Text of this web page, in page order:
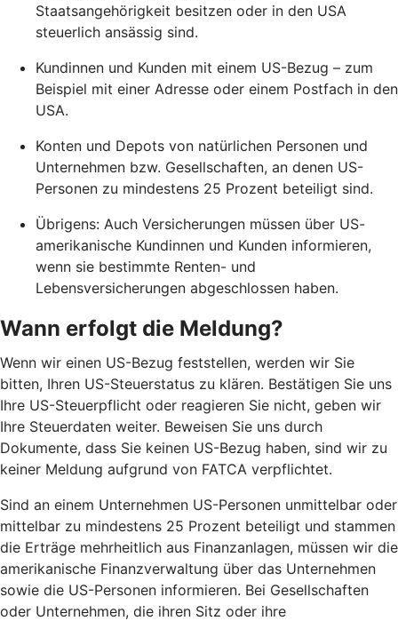
Staatsangehörigkeit besitzen oder in den USA
steuerlich ansässig sind.
Kundinnen und Kunden mit einem US-Bezug – zum
Beispiel mit einer Adresse oder einem Postfach in den
USA.
Konten und Depots von natürlichen Personen und
Unternehmen bzw. Gesellschaften, an denen US-
Personen zu mindestens 25 Prozent beteiligt sind.
Übrigens: Auch Versicherungen müssen über US-
amerikanische Kundinnen und Kunden informieren,
wenn sie bestimmte Renten- und
Lebensversicherungen abgeschlossen haben.
Wann erfolgt die Meldung?
Wenn wir einen US-Bezug feststellen, werden wir Sie
bitten, Ihren US-Steuerstatus zu klären. Bestätigen Sie uns
Ihre US-Steuerpflicht oder reagieren Sie nicht, geben wir
Ihre Steuerdaten weiter. Beweisen Sie uns durch
Dokumente, dass Sie keinen US-Bezug haben, sind wir zu
keiner Meldung aufgrund von FATCA verpflichtet.
Sind an einem Unternehmen US-Personen unmittelbar oder
mittelbar zu mindestens 25 Prozent beteiligt und stammen
die Erträge mehrheitlich aus Finanzanlagen, müssen wir die
amerikanische Finanzverwaltung über das Unternehmen
sowie die US-Personen informieren. Bei Gesellschaften
oder Unternehmen, die ihren Sitz oder ihre